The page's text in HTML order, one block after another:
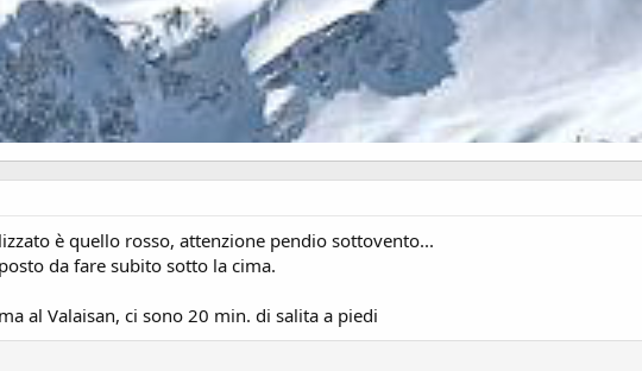
è quello rosso, attenzione pendio sottovento...
da fare subito sotto la cima.
al Valaisan, ci sono 20 min. di salita a piedi